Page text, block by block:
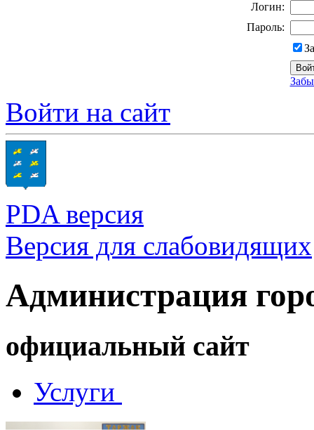
Логин:
Пароль:
Войти на сайт
PDA версия
Версия для слабовидящих
Администрация
официальный сайт
Услуги